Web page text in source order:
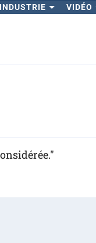
INDUSTRIE VIDÉO